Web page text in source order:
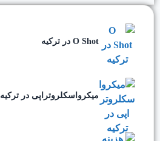
O Shot در ترکیه
میکرواسکلروتراپی در ترکیه